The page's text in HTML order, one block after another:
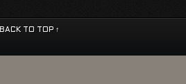
BACK TO TOP ↑